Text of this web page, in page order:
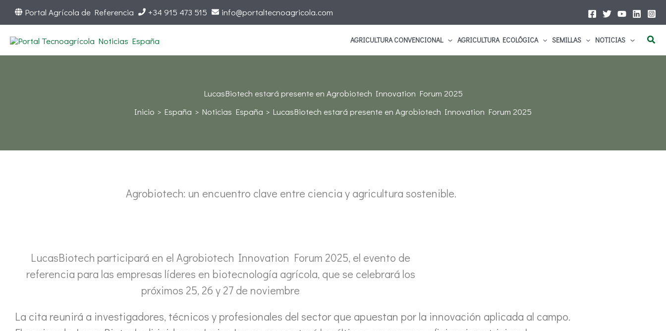
Portal Agrícola de Referencia +34 915 473 515 info@portaltecnoagricola.com
AGRICULTURA CONVENCIONAL AGRICULTURA ECOLÓGICA SEMILLAS NOTICIAS
LucasBiotech estará presente en Agrobiotech Innovation Forum 2025
Inicio
España Noticias España LucasBiotech estará presente en Agrobiotech Innovation Forum 2025
Agrobiotech: un encuentro clave entre ciencia y agricultura sostenible.
LucasBiotech participará en el Agrobiotech Innovation Forum 2025, el evento de
referencia para las empresas líderes en biotecnología agrícola, que se celebrará los
próximos 25, 26 y 27 de noviembre
La cita reunirá a investigadores, técnicos y profesionales del sector que apuestan por la innovación aplicada al campo.